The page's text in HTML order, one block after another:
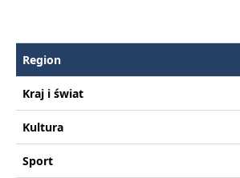
Region
Kraj i świat
Kultura
Sport